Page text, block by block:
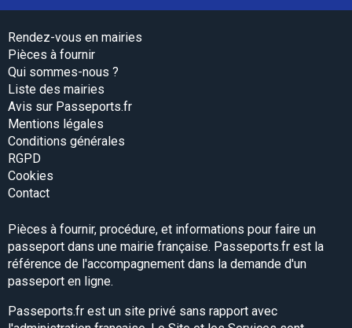
Rendez-vous en mairies
Pièces à fournir
Qui sommes-nous ?
Liste des mairies
Avis sur Passeports.fr
Mentions légales
Conditions générales
RGPD
Cookies
Contact
Pièces à fournir, procédure, et informations pour faire un
passeport dans une mairie française. Passeports.fr est la
référence de l'accompagnement dans la demande d'un
passeport en ligne.
Passeports.fr est un site privé sans rapport avec